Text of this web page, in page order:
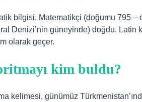
bilgisi. Matematikçi (doğumu 795 –
Denizi’nin güneyinde) doğdu. Latin
olarak geçer.
kim buldu?
kelimesi, günümüz